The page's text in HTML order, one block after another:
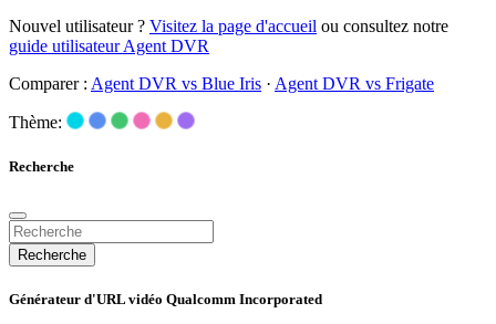
Nouvel utilisateur ? Visitez la page d'accueil ou consultez notre
guide utilisateur Agent DVR
Comparer : Agent DVR vs Blue Iris · Agent DVR vs Frigate
Thème:
Recherche
Recherche
Générateur d'URL vidéo Qualcomm Incorporated